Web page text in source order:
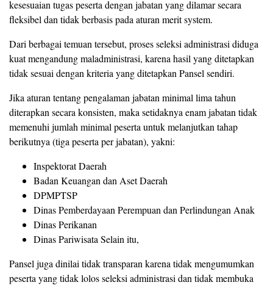
kesesuaian tugas peserta dengan jabatan yang dilamar secara
fleksibel dan tidak berbasis pada aturan merit system.
Dari berbagai temuan tersebut, proses seleksi administrasi diduga
kuat mengandung maladministrasi, karena hasil yang ditetapkan
tidak sesuai dengan kriteria yang ditetapkan Pansel sendiri.
Jika aturan tentang pengalaman jabatan minimal lima tahun
diterapkan secara konsisten, maka setidaknya enam jabatan tidak
memenuhi jumlah minimal peserta untuk melanjutkan tahap
berikutnya (tiga peserta per jabatan), yakni:
Inspektorat Daerah
Badan Keuangan dan Aset Daerah
DPMPTSP
Dinas Pemberdayaan Perempuan dan Perlindungan Anak
Dinas Perikanan
Dinas Pariwisata Selain itu,
Pansel juga dinilai tidak transparan karena tidak mengumumkan
peserta yang tidak lolos seleksi administrasi dan tidak membuka